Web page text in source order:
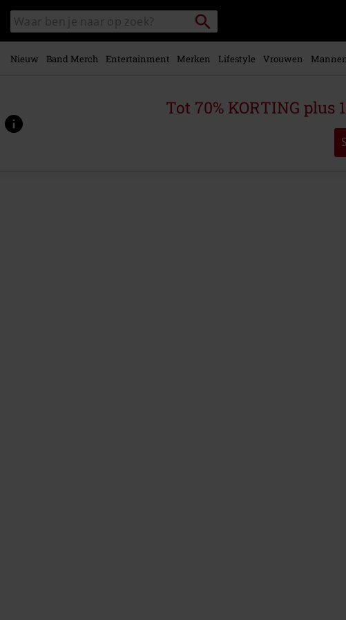
naar
hoofdinhoud
Zoek
in
catalogus
Packstation
zoeken
Nieuw Band Merch Entertainment Merken Lifestyle Vrouwen Mannen
Tot 70% KORTING plus